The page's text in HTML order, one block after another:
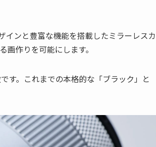
インと豊富な機能を搭載したミラーレスカ
作りを可能にします。
す。これまでの本格的な「ブラック」と